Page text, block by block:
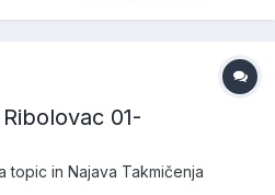
01-
topic in Najava Takmičenja